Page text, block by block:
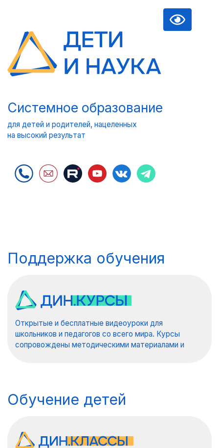
Системное образование
для детей и родителей, нацеленных
на высокий результат
Поддержка обучения
Открытые и бесплатные видеоуроки для
школьников и педагогов со всего мира. Курсы
сопровождены методическими материалами и
Обучение детей